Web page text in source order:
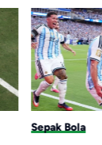
Sepak Bola